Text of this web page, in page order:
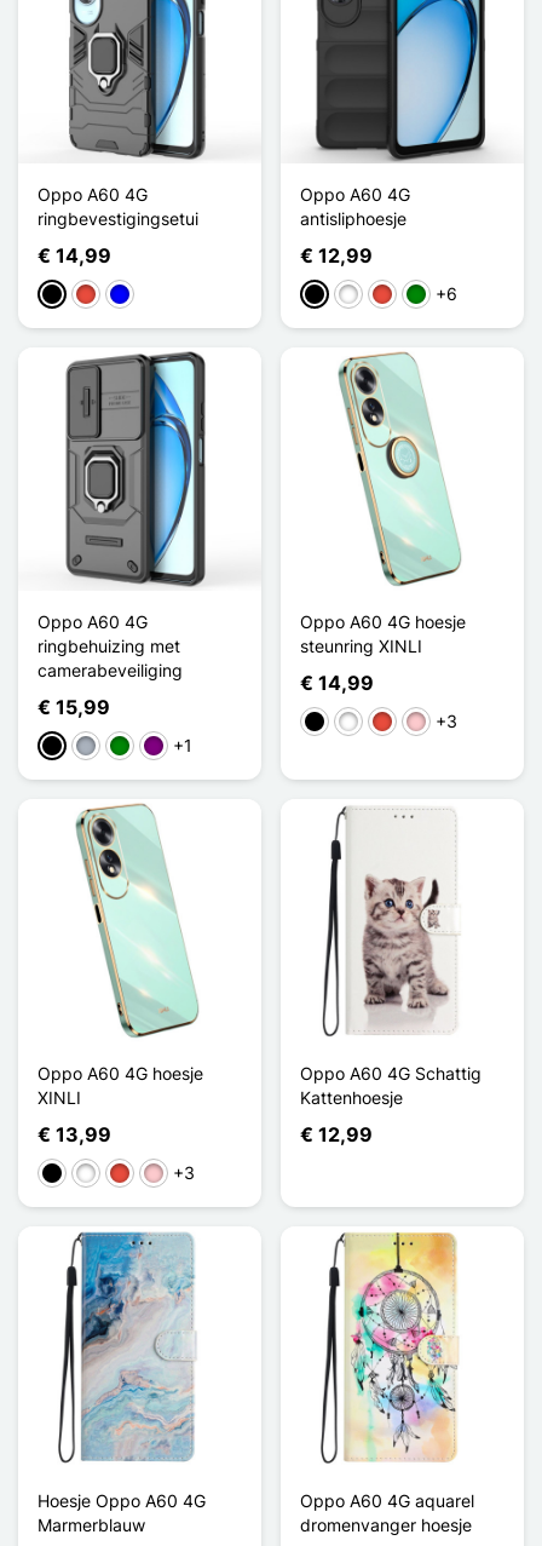
Oppo A60 4G
ringbevestigingsetui
€ 14,99
ZwartRoodBlauw
Oppo A60 4G
antisliphoesje
€ 12,99
ZwartWit RoodGroen
+6
Oppo A60 4G
ringbehuizing met
camerabeveiliging
€ 15,99
ZwartGrijsGroenPurper
+1
Oppo A60 4G hoesje
steunring XINLI
€ 14,99
ZwartWit RoodRoze+3
Oppo A60 4G hoesje
XINLI
€ 13,99
ZwartWit RoodRoze+3
Oppo A60 4G Schattig
Kattenhoesje
€ 12,99
Hoesje Oppo A60 4G
Marmerblauw
Oppo A60 4G aquarel
dromenvanger hoesje